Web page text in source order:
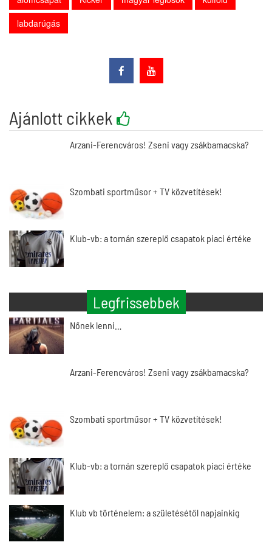
labdarúgás
Ajánlott cikkek
Arzani-Ferencváros! Zseni vagy zsákbamacska?
Szombati sportműsor + TV közvetítések!
Klub-vb: a tornán szereplő csapatok piaci értéke
Legfrissebbek
Nőnek lenni…
Arzani-Ferencváros! Zseni vagy zsákbamacska?
Szombati sportműsor + TV közvetítések!
Klub-vb: a tornán szereplő csapatok piaci értéke
Klub vb történelem: a születésétől napjainkig